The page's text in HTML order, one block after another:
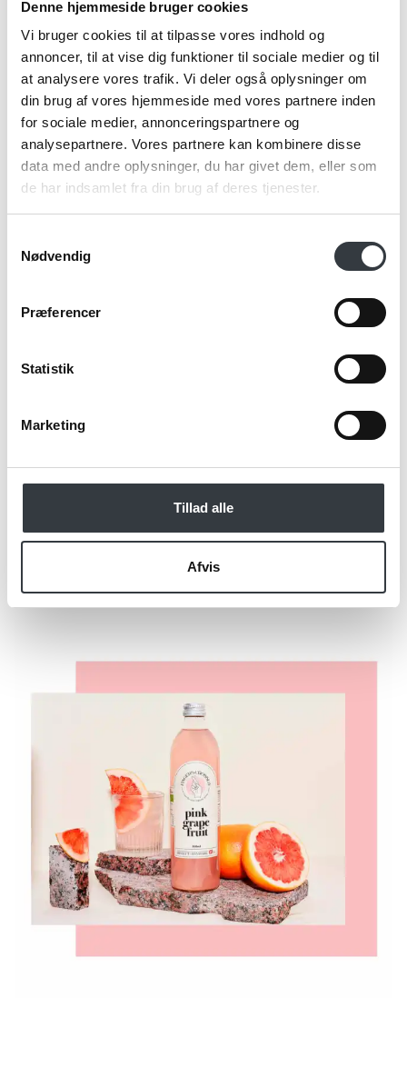
Denne hjemmeside bruger cookies
Vi bruger cookies til at tilpasse vores indhold og
annoncer, til at vise dig funktioner til sociale medier og til
at analysere vores trafik. Vi deler også oplysninger om
din brug af vores hjemmeside med vores partnere inden
for sociale medier, annonceringspartnere og
analysepartnere. Vores partnere kan kombinere disse
data med andre oplysninger, du har givet dem, eller som
de har indsamlet fra din brug af deres tjenester.
Nødvendig
Præferencer
Statistik
Marketing
Tillad alle
Afvis
Email*
Kommentar
Jeg bekræfter at have læst TE & KAFFE